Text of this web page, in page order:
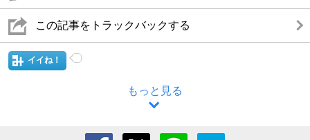
この記事をトラックバックする
イイね！
もっと見る